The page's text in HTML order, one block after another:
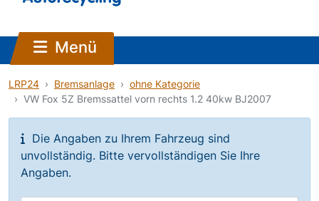
Menü
LRP24 Bremsanlage
ohne Kategorie
VW Fox 5Z Bremssattel vorn rechts 1.2 40kw BJ2007
Die Angaben zu Ihrem Fahrzeug sind
unvollständig. Bitte vervollständigen Sie Ihre
Angaben.